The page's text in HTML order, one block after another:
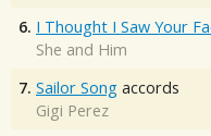
6. I Thought I Saw Your
She and Him
7. Sailor Song accords
Gigi Perez